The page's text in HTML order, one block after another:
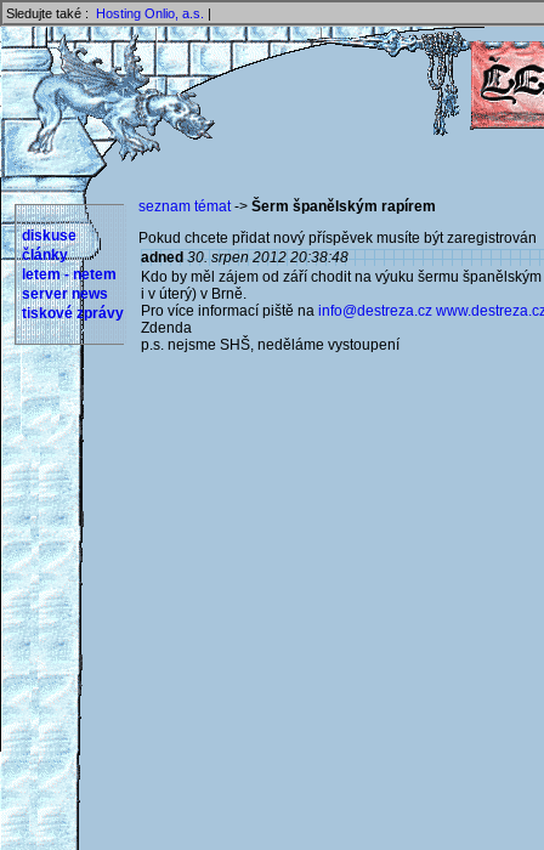
Sledujte také : Hosting Onlio, a.s. |
diskuse
články
letem - netem
server news
tiskové zprávy
seznam témat-> Šerm španělským rapírem
Pokud chcete přidat nový příspěvek musíte být
adned 30. srpen 2012 20:38:48
Kdo by měl zájem od září chodit na výuku šermu
i v úterý) v Brně.
Pro více informací piště na info@destreza.cz
Zdenda
p.s. nejsme SHŠ, neděláme vystoupení